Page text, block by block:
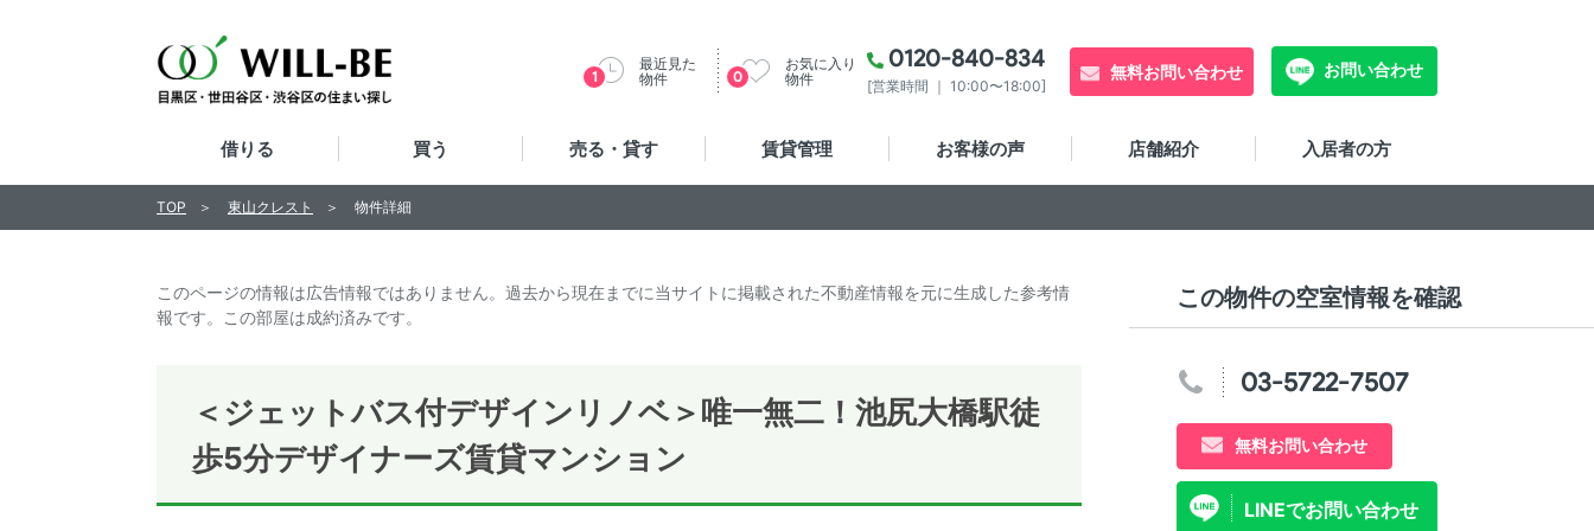
0120-840-834
[営業時間 ｜ 10:00〜18:00]
無料お問い合わせ お問い合わせ
最近見た
物件
1
お気に入り
物件
0
借りる 買う 売る・貸す 賃貸管理 お客様の声 店舗紹介 入居者の方
このページの情報は広告情報ではありません。過去から現在までに当サイトに掲載された不動産情報を元に生成した参考情
報です。この部屋は成約済みです。
＜ジェットバス付デザインリノベ＞唯一無二！池尻大橋駅徒
歩5分デザイナーズ賃貸マンション
この物件の空室情報を確認
03-5722-7507
無料お問い合わせ
LINEでお問い合わせ
TOP 東山クレスト 物件詳細